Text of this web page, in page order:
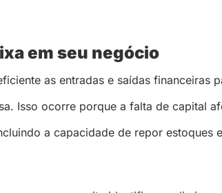
em seu negócio
as entradas e saídas financeiras
Isso ocorre porque a falta de capital
a capacidade de repor estoques